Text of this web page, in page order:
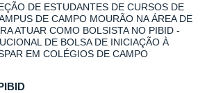
DE ESTUDANTES DE CURSOS DE
DE CAMPO MOURÃO NA ÁREA DE
ATUAR COMO BOLSISTA NO PIBID -
DE BOLSA DE INICIAÇÃO À
EM COLÉGIOS DE CAMPO